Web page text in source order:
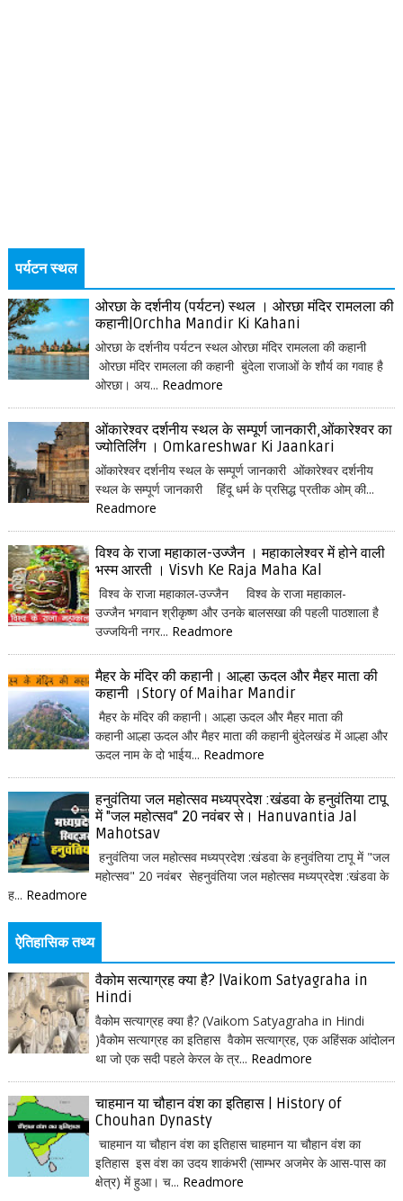
पर्यटन स्थल
ओरछा के दर्शनीय (पर्यटन) स्थल । ओरछा मंदिर रामलला की
कहानी|Orchha Mandir Ki Kahani
ओरछा के दर्शनीय पर्यटन स्थल ओरछा मंदिर रामलला की कहानी
ओरछा मंदिर रामलला की कहानी बुंदेला राजाओं के शौर्य का गवाह है
ओरछा। अय... Readmore
ओंकारेश्वर दर्शनीय स्थल के सम्पूर्ण जानकारी,ओंकारेश्वर का
ज्योतिर्लिंग । Omkareshwar Ki Jaankari
ओंकारेश्वर दर्शनीय स्थल के सम्पूर्ण जानकारी ओंकारेश्वर दर्शनीय
स्थल के सम्पूर्ण जानकारी हिंदू धर्म के प्रसिद्ध प्रतीक ओम् की...
Readmore
विश्व के राजा महाकाल-उज्जैन । महाकालेश्वर में होने वाली
भस्म आरती । Visvh Ke Raja Maha Kal
विश्व के राजा महाकाल-उज्जैन विश्व के राजा महाकाल-
उज्जैन भगवान श्रीकृष्ण और उनके बालसखा की पहली पाठशाला है
उज्जयिनी नगर... Readmore
मैहर के मंदिर की कहानी। आल्हा ऊदल और मैहर माता की
कहानी ।Story of Maihar Mandir
मैहर के मंदिर की कहानी। आल्हा ऊदल और मैहर माता की
कहानी आल्हा ऊदल और मैहर माता की कहानी बुंदेलखंड में आल्हा और
ऊदल नाम के दो भाईय... Readmore
हनुवंतिया जल महोत्सव मध्यप्रदेश :खंडवा के हनुवंतिया टापू
में "जल महोत्सव" 20 नवंबर से। Hanuvantia Jal
Mahotsav
हनुवंतिया जल महोत्सव मध्यप्रदेश :खंडवा के हनुवंतिया टापू में "जल
महोत्सव" 20 नवंबर सेहनुवंतिया जल महोत्सव मध्यप्रदेश :खंडवा के
ह... Readmore
ऐतिहासिक तथ्य
वैकोम सत्याग्रह क्या है? |Vaikom Satyagraha in
Hindi
वैकोम सत्याग्रह क्या है? (Vaikom Satyagraha in Hindi
)वैकोम सत्याग्रह का इतिहास वैकोम सत्याग्रह, एक अहिंसक आंदोलन
था जो एक सदी पहले केरल के त्र... Readmore
चाहमान या चौहान वंश का इतिहास | History of
Chouhan Dynasty
चाहमान या चौहान वंश का इतिहास चाहमान या चौहान वंश का
इतिहास इस वंश का उदय शाकंभरी (साम्भर अजमेर के आस-पास का
क्षेत्र) में हुआ। च... Readmore